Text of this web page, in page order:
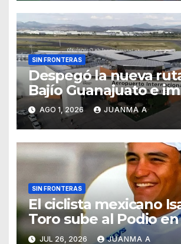
SIN FRONTERAS
Despegó la nueva
Bajío Guanajuato e
su conectividad aérea
nacional
AGO 1, 2026 JUANMA A
SIN FRONTERAS
El ciclista mexicano
Toro sube al Podio
de France
JUL 26, 2026 JUANMA A